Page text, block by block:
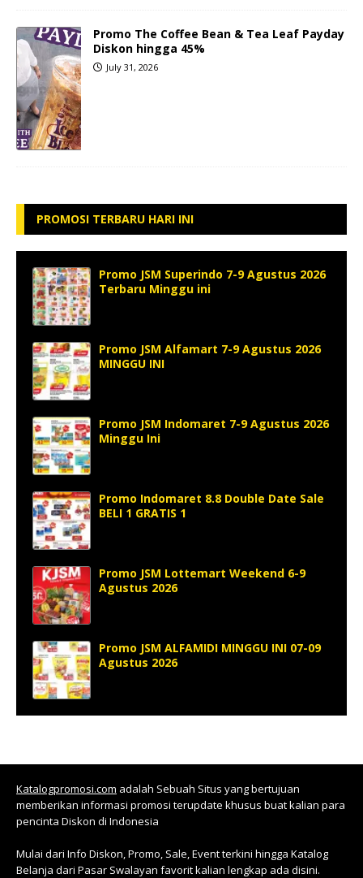
Promo The Coffee Bean & Tea Leaf Payday
Diskon hingga 45%
July 31, 2026
PROMOSI TERBARU HARI INI
Promo JSM Superindo 7-9 Agustus 2026
Terbaru Minggu ini
Promo JSM Alfamart 7-9 Agustus 2026
MINGGU INI
Promo JSM Indomaret 7-9 Agustus 2026
Minggu Ini
Promo Indomaret 8.8 Double Date Sale
BELI 1 GRATIS 1
Promo JSM Lottemart Weekend 6-9
Agustus 2026
Promo JSM ALFAMIDI MINGGU INI 07-09
Agustus 2026
Katalogpromosi.com adalah Sebuah Situs yang bertujuan
memberikan informasi promosi terupdate khusus buat kalian para
pencinta Diskon di Indonesia
Mulai dari Info Diskon, Promo, Sale, Event terkini hingga Katalog
Belanja dari Pasar Swalayan favorit kalian lengkap ada disini.